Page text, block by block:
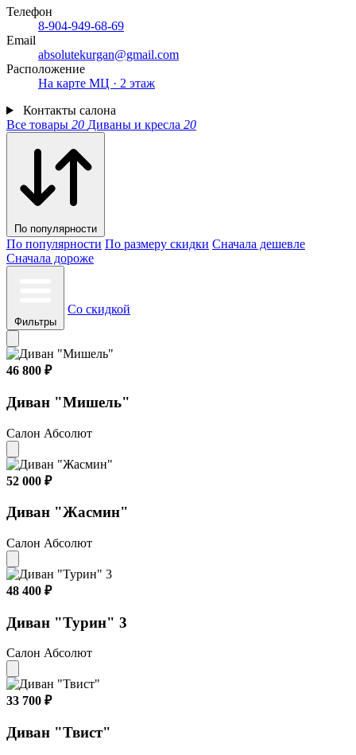
Телефон
8-904-949-68-69
Email
absolutekurgan@gmail.com
Расположение
На карте МЦ · 2 этаж
Контакты салона
Все товары 20 Диваны и кресла 20
По популярности
По популярности По размеру скидки Сначала дешевле
Сначала дороже
Фильтры
Со скидкой
46 800 ₽
Диван "Мишель"
Салон Абсолют
52 000 ₽
Диван "Жасмин"
Салон Абсолют
48 400 ₽
Диван "Турин" 3
Салон Абсолют
33 700 ₽
Диван "Твист"